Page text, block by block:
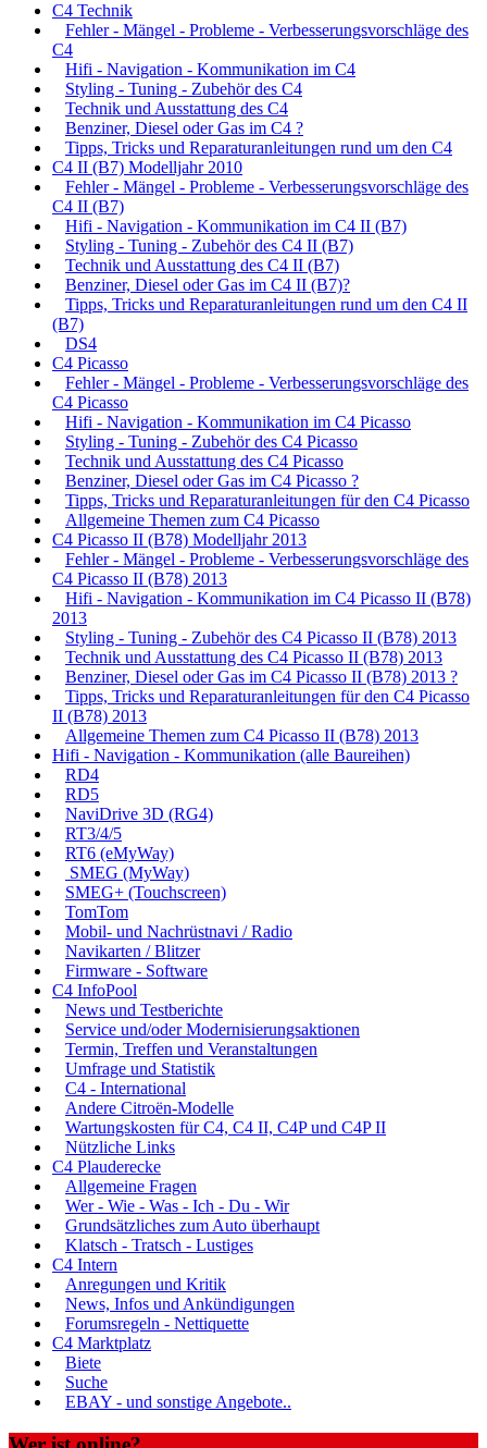
C4 Technik
Fehler - Mängel - Probleme - Verbesserungsvorschläge des
C4
Hifi - Navigation - Kommunikation im C4
Styling - Tuning - Zubehör des C4
Technik und Ausstattung des C4
Benziner, Diesel oder Gas im C4 ?
Tipps, Tricks und Reparaturanleitungen rund um den C4
C4 II (B7) Modelljahr 2010
Fehler - Mängel - Probleme - Verbesserungsvorschläge des
C4 II (B7)
Hifi - Navigation - Kommunikation im C4 II (B7)
Styling - Tuning - Zubehör des C4 II (B7)
Technik und Ausstattung des C4 II (B7)
Benziner, Diesel oder Gas im C4 II (B7)?
Tipps, Tricks und Reparaturanleitungen rund um den C4 II
(B7)
DS4
C4 Picasso
Fehler - Mängel - Probleme - Verbesserungsvorschläge des
C4 Picasso
Hifi - Navigation - Kommunikation im C4 Picasso
Styling - Tuning - Zubehör des C4 Picasso
Technik und Ausstattung des C4 Picasso
Benziner, Diesel oder Gas im C4 Picasso ?
Tipps, Tricks und Reparaturanleitungen für den C4 Picasso
Allgemeine Themen zum C4 Picasso
C4 Picasso II (B78) Modelljahr 2013
Fehler - Mängel - Probleme - Verbesserungsvorschläge des
C4 Picasso II (B78) 2013
Hifi - Navigation - Kommunikation im C4 Picasso II (B78)
2013
Styling - Tuning - Zubehör des C4 Picasso II (B78) 2013
Technik und Ausstattung des C4 Picasso II (B78) 2013
Benziner, Diesel oder Gas im C4 Picasso II (B78) 2013 ?
Tipps, Tricks und Reparaturanleitungen für den C4 Picasso
II (B78) 2013
Allgemeine Themen zum C4 Picasso II (B78) 2013
Hifi - Navigation - Kommunikation (alle Baureihen)
RD4
RD5
NaviDrive 3D (RG4)
RT3/4/5
RT6 (eMyWay)
SMEG (MyWay)
SMEG+ (Touchscreen)
TomTom
Mobil- und Nachrüstnavi / Radio
Navikarten / Blitzer
Firmware - Software
C4 InfoPool
News und Testberichte
Service und/oder Modernisierungsaktionen
Termin, Treffen und Veranstaltungen
Umfrage und Statistik
C4 - International
Andere Citroën-Modelle
Wartungskosten für C4, C4 II, C4P und C4P II
Nützliche Links
C4 Plauderecke
Allgemeine Fragen
Wer - Wie - Was - Ich - Du - Wir
Grundsätzliches zum Auto überhaupt
Klatsch - Tratsch - Lustiges
C4 Intern
Anregungen und Kritik
News, Infos und Ankündigungen
Forumsregeln - Nettiquette
C4 Marktplatz
Biete
Suche
EBAY - und sonstige Angebote..